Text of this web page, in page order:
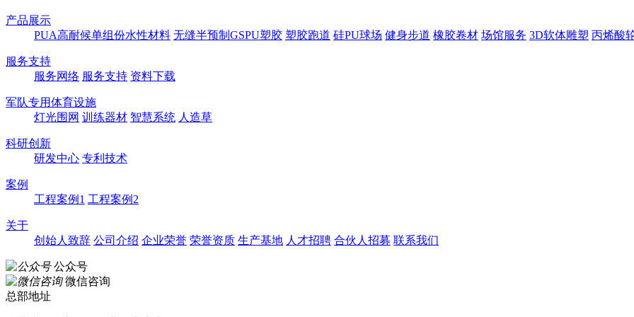
产品展示
PUA高耐候单组份水性材料 无缝半预制GSPU塑胶 塑胶跑道 硅PU球场 健身步道 橡胶卷材 场馆服务 3D软体雕塑 丙烯酸
服务支持
服务网络 服务支持 资料下载
军队专用体育设施
灯光围网 训练器材 智慧系统 人造草
科研创新
研发中心 专利技术
案例
工程案例1 工程案例2
关于
创始人致辞 公司介绍 企业荣誉 荣誉资质 生产基地 人才招聘 合伙人招募 联系我们
公众号
微信咨询
总部地址